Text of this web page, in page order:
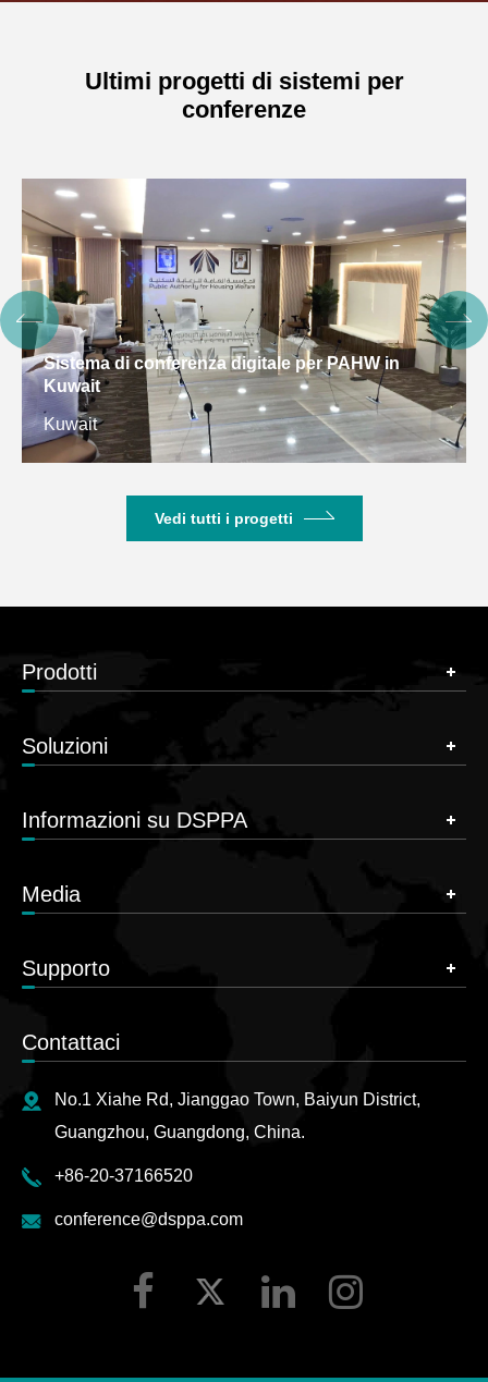
Ultimi progetti di sistemi per
conferenze
Sistema di conferenza digitale per PAHW in
Kuwait
Kuwait
Vedi tutti i progetti
Prodotti
Soluzioni
Informazioni su DSPPA
Media
Supporto
Contattaci
No.1 Xiahe Rd, Jianggao Town, Baiyun District,
Guangzhou, Guangdong, China.
+86-20-37166520
conference@dsppa.com